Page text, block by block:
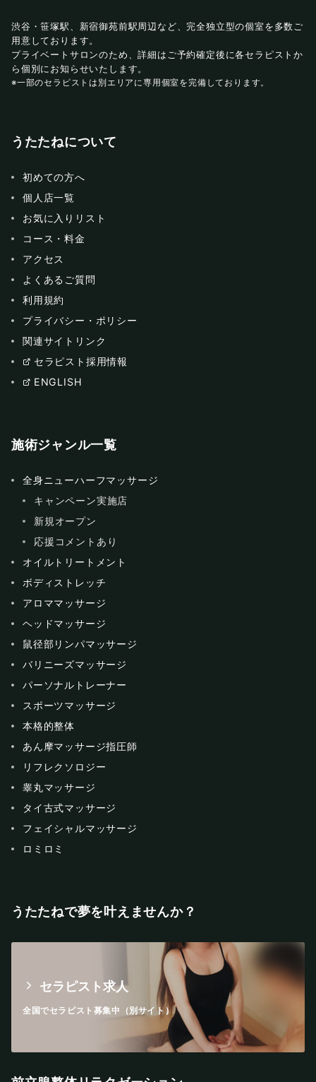
渋谷・笹塚駅、新宿御苑前駅周辺など、完全独立型の個室を多数ご
用意しております。
プライベートサロンのため、詳細はご予約確定後に各セラピストか
ら個別にお知らせいたします。
※一部のセラピストは別エリアに専用個室を完備しております。
うたたねについて
初めての方へ
個人店一覧
お気に入りリスト
コース・料金
アクセス
よくあるご質問
利用規約
プライバシー・ポリシー
関連サイトリンク
セラピスト採用情報
ENGLISH
施術ジャンル一覧
全身ニューハーフマッサージ
キャンペーン実施店
新規オープン
応援コメントあり
オイルトリートメント
ボディストレッチ
アロママッサージ
ヘッドマッサージ
鼠径部リンパマッサージ
バリニーズマッサージ
パーソナルトレーナー
スポーツマッサージ
本格的整体
あん摩マッサージ指圧師
リフレクソロジー
睾丸マッサージ
タイ古式マッサージ
フェイシャルマッサージ
ロミロミ
うたたねで夢を叶えませんか？
セラピスト求人
全国でセラピスト募集中（別サイト）